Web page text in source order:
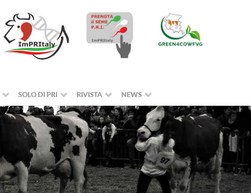
SOLO DI PRI RIVISTA NEWS